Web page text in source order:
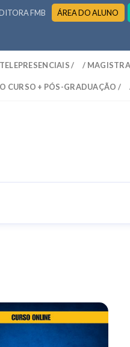
FMB ÁREA DO ALUNO
/ /
CURSO + PÓS-GRADUAÇÃO /